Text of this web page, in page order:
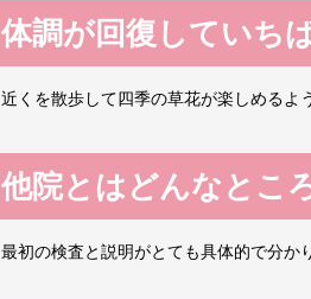
体調が回復していち
近くを散歩して四季の草花が楽しめるよ
他院とはどんなとこ
最初の検査と説明がとても具体的で分か